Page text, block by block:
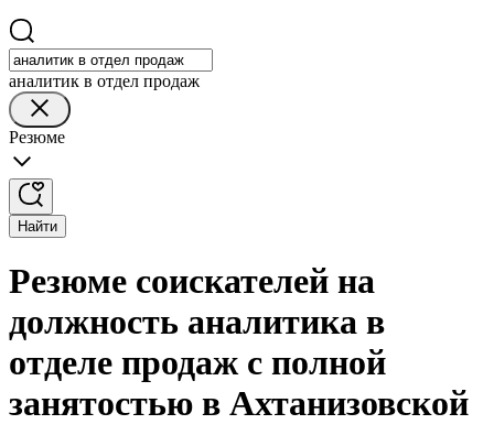
аналитик в отдел продаж
Резюме
Найти
Резюме соискателей на
должность аналитика в
отделе продаж с полной
занятостью в Ахтанизовской